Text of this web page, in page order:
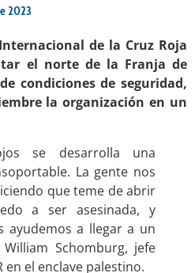
2023
de la Cruz Roja
el norte de la Franja de
condiciones de seguridad,
la organización en un
se desarrolla una
La gente nos
que teme de abrir
a ser asesinada, y
ayudemos a llegar a un
Schomburg, jefe
en el enclave palestino.